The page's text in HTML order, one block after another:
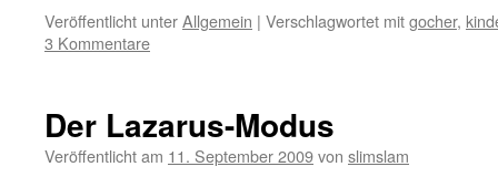
Veröffentlicht unterAllgemein | Verschlagwortet mitgocher,
3 Kommentare
Der Lazarus-Modus
Veröffentlicht am 11. September 2009von slimslam